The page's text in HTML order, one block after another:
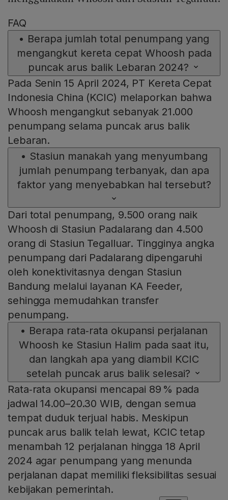
FAQ
• Berapa jumlah total penumpang yang
mengangkut kereta cepat Whoosh pada
puncak arus balik Lebaran 2024?
Pada Senin 15 April 2024, PT Kereta Cepat
Indonesia China (KCIC) melaporkan bahwa
Whoosh mengangkut sebanyak 21.000
penumpang selama puncak arus balik
Lebaran.
• Stasiun manakah yang menyumbang
jumlah penumpang terbanyak, dan apa
faktor yang menyebabkan hal tersebut?
Dari total penumpang, 9.500 orang naik
Whoosh di Stasiun Padalarang dan 4.500
orang di Stasiun Tegalluar. Tingginya angka
penumpang dari Padalarang dipengaruhi
oleh konektivitasnya dengan Stasiun
Bandung melalui layanan KA Feeder,
sehingga memudahkan transfer
penumpang.
• Berapa rata‑rata okupansi perjalanan
Whoosh ke Stasiun Halim pada saat itu,
dan langkah apa yang diambil KCIC
setelah puncak arus balik selesai?
Rata‑rata okupansi mencapai 89 % pada
jadwal 14.00–20.30 WIB, dengan semua
tempat duduk terjual habis. Meskipun
puncak arus balik telah lewat, KCIC tetap
menambah 12 perjalanan hingga 18 April
2024 agar penumpang yang menunda
perjalanan dapat memiliki fleksibilitas sesuai
kebijakan pemerintah.